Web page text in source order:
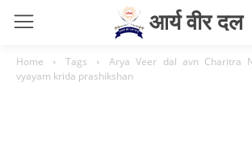
आर्य वीर दल
Home Tags
Arya Veer dal avn Charitra
vyayam krida prashikshan